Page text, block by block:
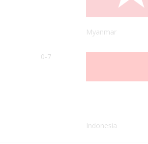
Myanmar
0-7
Indonesia